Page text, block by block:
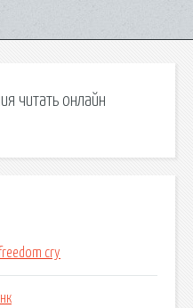
читать онлайн
cry